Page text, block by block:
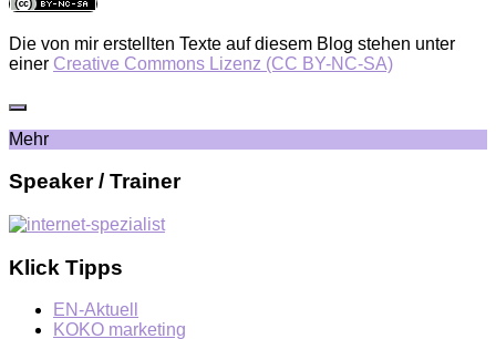
Die von mir erstellten Texte auf diesem Blog stehen unter
einer Creative Commons Lizenz (CC BY-NC-SA)
Mehr
Speaker / Trainer
Klick Tipps
EN-Aktuell
KOKO marketing